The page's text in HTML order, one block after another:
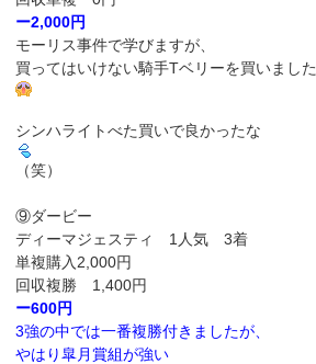
ー2,000円
モーリス事件で学びますが、
買ってはいけない騎手Tベリーを買いました
シンハライトべた買いで良かったな
（笑）
⑨ダービー
ディーマジェスティ 1人気 3着
単複購入2,000円
回収複勝 1,400円
ー600円
3強の中では一番複勝付きましたが、
やはり皐月賞組が強い